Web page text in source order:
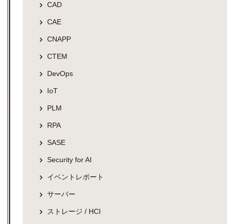
CAD
CAE
CNAPP
CTEM
DevOps
IoT
PLM
RPA
SASE
Security for AI
イベントレポート
サーバー
ストレージ / HCI